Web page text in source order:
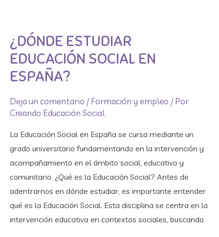
¿DÓNDE ESTUDIAR
EDUCACIÓN SOCIAL EN
ESPAÑA?
Deja un comentario /Formación y empleo / Por
Creando Educación Social
La Educación Social en España se cursa mediante un
grado universitario fundamentando en la intervención y
acompañamiento en el ámbito social, educativo y
comunitario. ¿Qué es la Educación Social? Antes de
adentrarnos en dónde estudiar, es importante entender
qué es la Educación Social. Esta disciplina se centra en la
intervención educativa en contextos sociales, buscando
Educación
Social
España?